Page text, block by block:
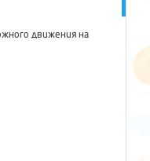
движения на